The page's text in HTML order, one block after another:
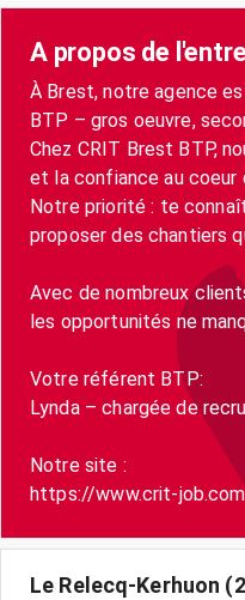
A propos de
À Brest, notre agence
BTP – gros oeuvre,
Chez CRIT Brest BTP,
et la confiance au coeur
Notre priorité : te
proposer des chantiers
Avec de nombreux
les opportunités ne
Votre référent BTP:
Lynda – chargée de
Notre site :
https://www.crit-
Le Relecq-Kerhuon